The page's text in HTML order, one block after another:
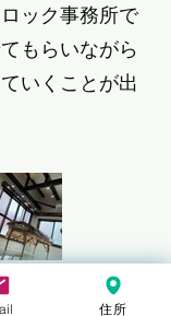
ック事務所で
もらいながら
いくことが出
住所